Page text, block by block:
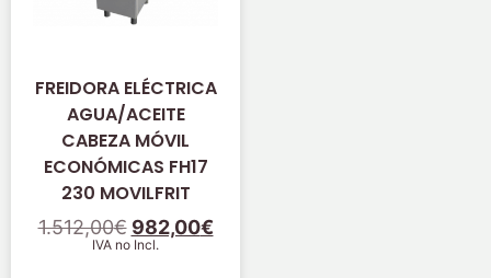
FREIDORA ELÉCTRICA
AGUA/ACEITE
CABEZA MÓVIL
ECONÓMICAS FH17
230 MOVILFRIT
1.512,00€ 982,00€
IVA no Incl.